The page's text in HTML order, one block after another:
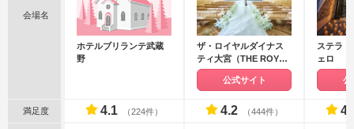
会場名
ホテルブリランテ武蔵
野
ザ・ロイヤルダイナス
ティ大宮（THE ROYAL
DYNASTY OMIYA）
公式サイト
ステラ
ェロ
公
満足度 4.1 （224件） 4.2 （444件）